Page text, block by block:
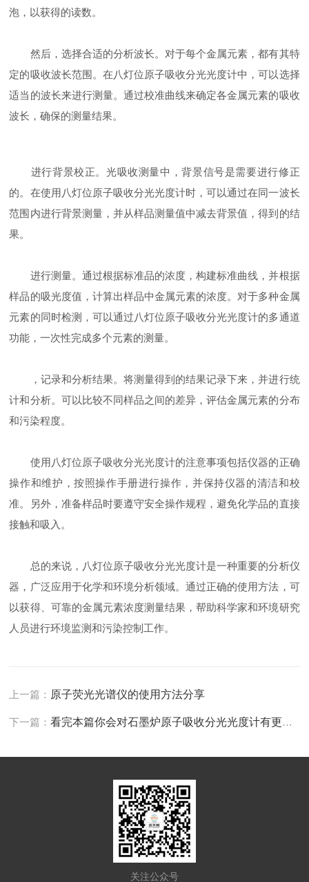
泡，以获得的读数。
然后，选择合适的分析波长。对于每个金属元素，都有其特
定的吸收波长范围。在八灯位原子吸收分光光度计中，可以选择
适当的波长来进行测量。通过校准曲线来确定各金属元素的吸收
波长，确保的测量结果。
进行背景校正。光吸收测量中，背景信号是需要进行修正
的。在使用八灯位原子吸收分光光度计时，可以通过在同一波长
范围内进行背景测量，并从样品测量值中减去背景值，得到的结
果。
进行测量。通过根据标准品的浓度，构建标准曲线，并根据
样品的吸光度值，计算出样品中金属元素的浓度。对于多种金属
元素的同时检测，可以通过八灯位原子吸收分光光度计的多通道
功能，一次性完成多个元素的测量。
，记录和分析结果。将测量得到的结果记录下来，并进行统
计和分析。可以比较不同样品之间的差异，评估金属元素的分布
和污染程度。
使用八灯位原子吸收分光光度计的注意事项包括仪器的正确
操作和维护，按照操作手册进行操作，并保持仪器的清洁和校
准。另外，准备样品时要遵守安全操作规程，避免化学品的直接
接触和吸入。
总的来说，八灯位原子吸收分光光度计是一种重要的分析仪
器，广泛应用于化学和环境分析领域。通过正确的使用方法，可
以获得、可靠的金属元素浓度测量结果，帮助科学家和环境研究
人员进行环境监测和污染控制工作。
上一篇： 原子荧光光谱仪的使用方法分享
下一篇：看完本篇你会对石墨炉原子吸收分光光度计有更多了解的
关注公众号